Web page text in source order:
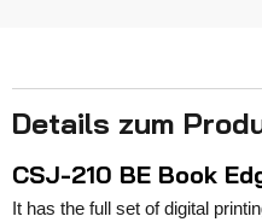
Details zum
CSJ-210 BE Book
It has the full set of digital